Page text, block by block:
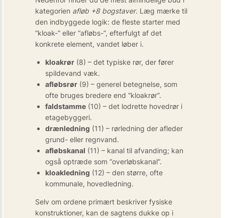
kategorien afløb +8 bogstaver. Læg mærke til
den indbyggede logik: de fleste starter med
“kloak-” eller “afløbs-”, efterfulgt af det
konkrete element, vandet løber i.
kloakrør (8) – det typiske rør, der fører
spildevand væk.
afløbsrør (9) – generel betegnelse, som
ofte bruges bredere end “kloakrør”.
faldstamme (10) – det lodrette hovedrør i
etagebyggeri.
drænledning (11) – rørledning der afleder
grund- eller regnvand.
afløbskanal (11) – kanal til afvanding; kan
også optræde som “overløbskanal”.
kloakledning (12) – den større, ofte
kommunale, hovedledning.
Selv om ordene primært beskriver fysiske
konstruktioner, kan de sagtens dukke op i